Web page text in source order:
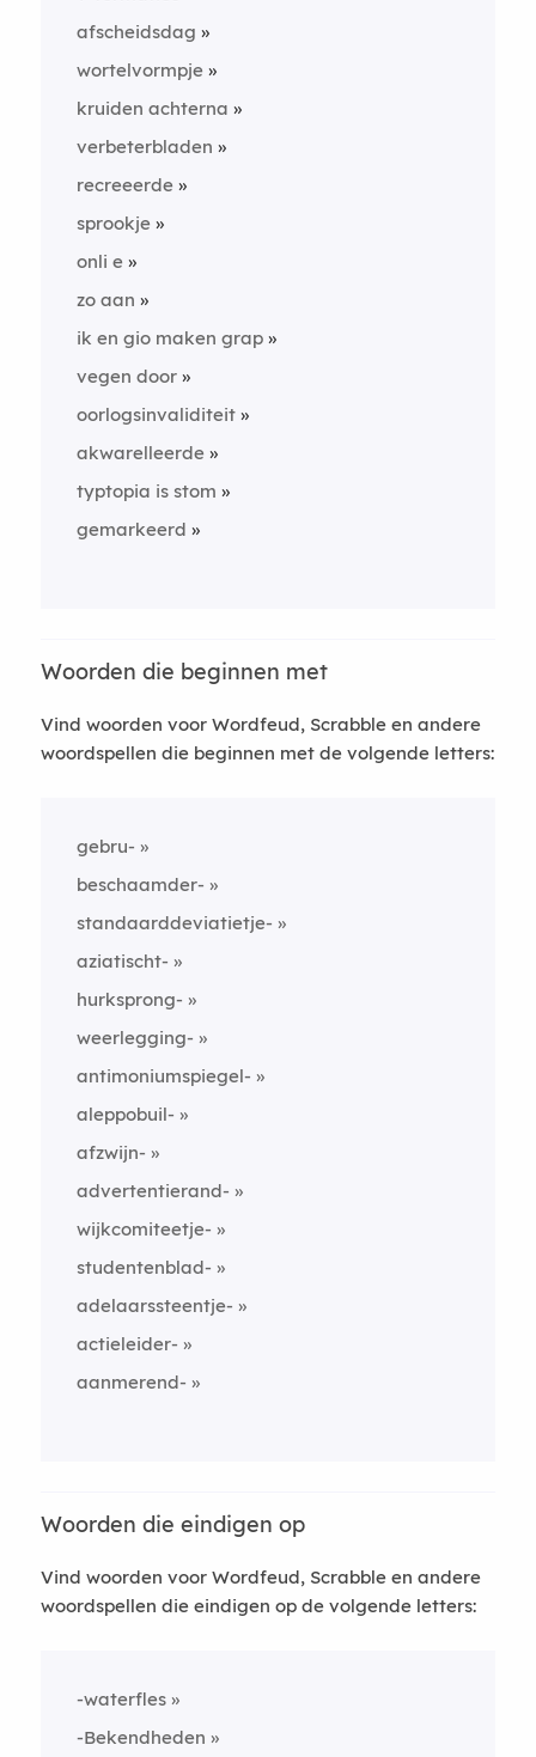
afscheidsdag
wortelvormpje
kruiden achterna
verbeterbladen
recreeerde
sprookje
onli e
zo aan
ik en gio maken grap
vegen door
oorlogsinvaliditeit
akwarelleerde
typtopia is stom
gemarkeerd
Woorden die beginnen met
Vind woorden voor Wordfeud, Scrabble en andere
woordspellen die beginnen met de volgende letters:
gebru-
beschaamder-
standaarddeviatietje-
aziatischt-
hurksprong-
weerlegging-
antimoniumspiegel-
aleppobuil-
afzwijn-
advertentierand-
wijkcomiteetje-
studentenblad-
adelaarssteentje-
actieleider-
aanmerend-
Woorden die eindigen op
Vind woorden voor Wordfeud, Scrabble en andere
woordspellen die eindigen op de volgende letters:
-waterfles
-Bekendheden